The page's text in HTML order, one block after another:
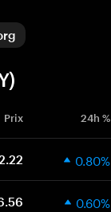
Prix 24h %
0.80%
0.60%